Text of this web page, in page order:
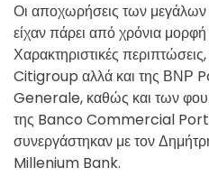
Οι αποχωρήσεις των
είχαν πάρει από χρόνια μορφή
Χαρακτηριστικές
Citigroup αλλά και της ΒΝΡ
Generale, καθώς και των
της Banco Commercial
συνεργάστηκαν με τον
Millenium Bank.